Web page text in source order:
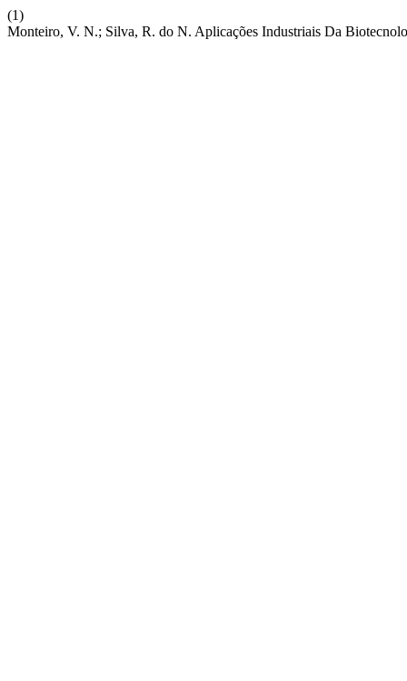
(1)
Monteiro, V. N.; Silva, R. do N. Aplicações Industriais Da